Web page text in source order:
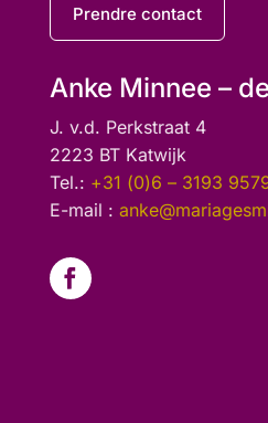
Prendre contact
Anke Minnee –
J. v.d. Perkstraat 4
2223 BT Katwijk
Tel.: +31 (0)6 – 3193
E-mail :